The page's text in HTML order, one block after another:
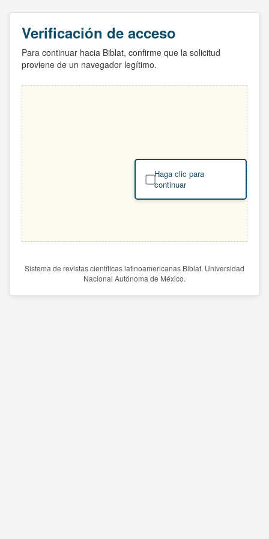
Verificación de acceso
Para continuar hacia Biblat, confirme que la solicitud
proviene de un navegador legítimo.
Haga clic para
continuar
Sistema de revistas científicas latinoamericanas Biblat. Universidad
Nacional Autónoma de México.